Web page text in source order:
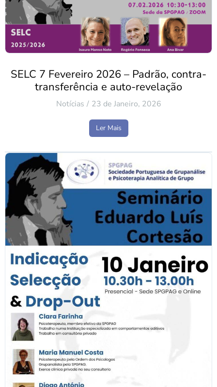
SELC 7 Fevereiro 2026 – Padrão, contra-
transferência e auto-revelação
Notícias 23 de Janeiro, 2026
Ler Mais